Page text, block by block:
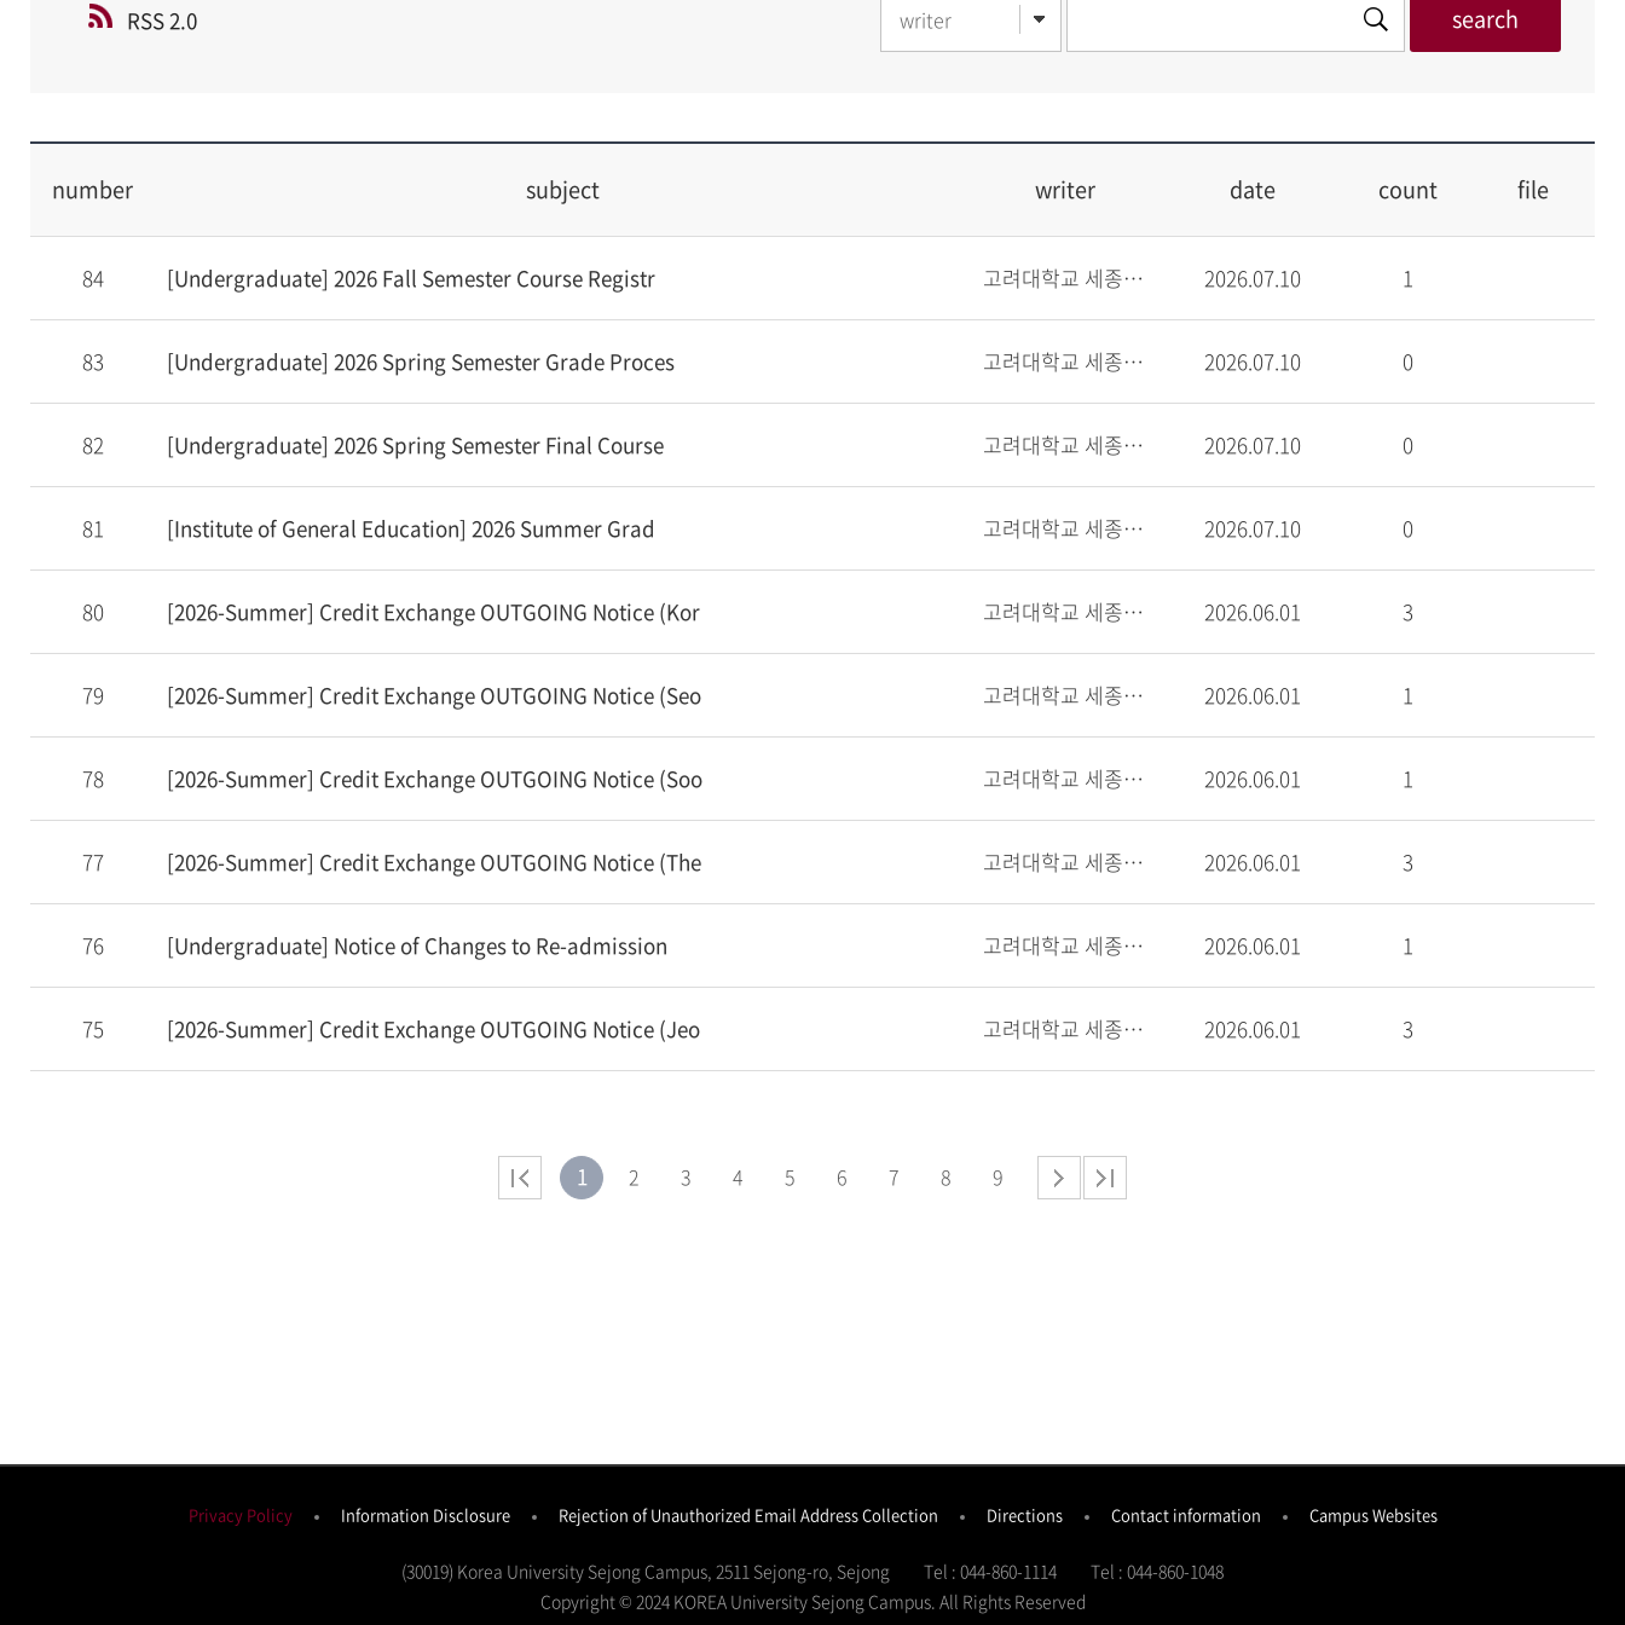
RSS 2.0
number subject writer date count file
84 [Undergraduate] 2026 Fall Semester Course Registr 고려대학교 세종캠퍼스 2026.07.10 1
83 [Undergraduate] 2026 Spring Semester Grade Proces 고려대학교 세종캠퍼스 2026.07.10 0
82 [Undergraduate] 2026 Spring Semester Final Course 고려대학교 세종캠퍼스 2026.07.10 0
81 [Institute of General Education] 2026 Summer Grad 고려대학교 세종캠퍼스 2026.07.10 0
80 [2026-Summer] Credit Exchange OUTGOING Notice (Kor 고려대학교 세종캠퍼스 2026.06.01 3
79 [2026-Summer] Credit Exchange OUTGOING Notice (Seo 고려대학교 세종캠퍼스 2026.06.01 1
78 [2026-Summer] Credit Exchange OUTGOING Notice (Soo 고려대학교 세종캠퍼스 2026.06.01 1
77 [2026-Summer] Credit Exchange OUTGOING Notice (The 고려대학교 세종캠퍼스 2026.06.01 3
76 [Undergraduate] Notice of Changes to Re-admission 고려대학교 세종캠퍼스 2026.06.01 1
75 [2026-Summer] Credit Exchange OUTGOING Notice (Jeo 고려대학교 세종캠퍼스 2026.06.01 3
1 2 3 4 5 6 7 8 9
Privacy Policy Information Disclosure Rejection of Unauthorized Email Address Collection Directions Contact information Campus Websites
(30019) Korea University Sejong Campus, 2511 Sejong-ro, Sejong Tel : 044-860-1114
Tel : 044-860-1048
Copyright © 2024 KOREA University Sejong Campus. All Rights Reserved